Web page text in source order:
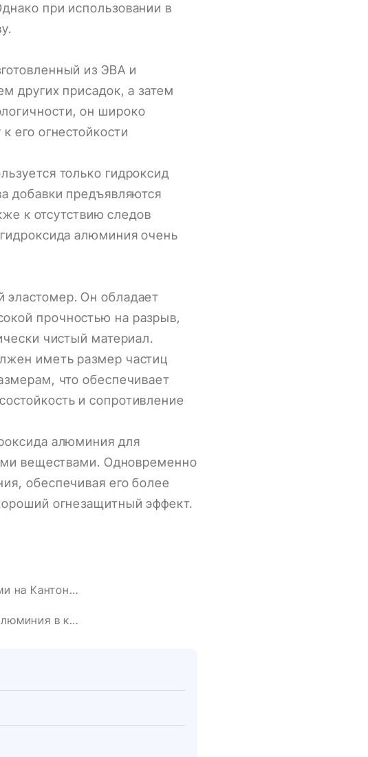
при использовании в
из ЭВА и
других присадок, а затем
он широко
его огнестойкости
только гидроксид
добавки предъявляются
к отсутствию следов
алюминия очень
эластомер. Он обладает
прочностью на разрыв,
чистый материал.
иметь размер частиц
что обеспечивает
и сопротивление
алюминия для
веществами. Одновременно
обеспечивая его более
огнезащитный эффект.
Ознакомьтесь с китайскими огнестойкими материалами на Кантонской ярмарке!
Применение ультрадисперсного порошка гидроксида алюминия в клее для искусственного камня.